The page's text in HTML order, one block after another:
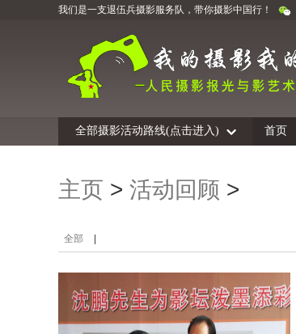
我们是一支退伍兵摄影服务队，带你摄影中国行！
全部摄影活动路线(点击进入) 首页
主页 > 活动回顾 >
全部 |